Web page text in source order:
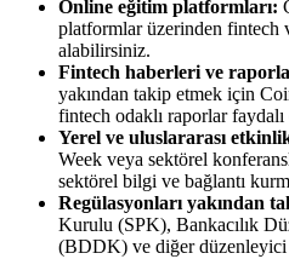
Online eğitim platformları:
platformlar üzerinden fintech
alabilirsiniz.
Fintech haberleri ve
yakından takip etmek için
fintech odaklı raporlar faydalı
Yerel ve uluslararası
Week veya sektörel
sektörel bilgi ve bağlantı
Regülasyonları yakından
Kurulu (SPK), Bankacılık
(BDDK) ve diğer düzenleyici